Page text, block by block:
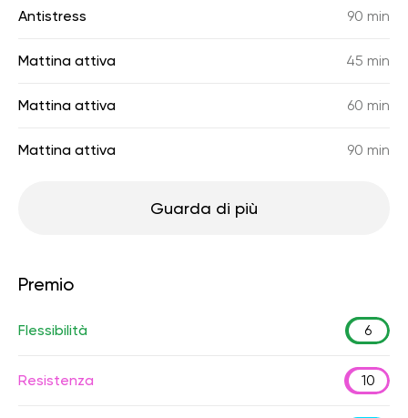
Antistress 90 min
Mattina attiva 45 min
Mattina attiva 60 min
Mattina attiva 90 min
Guarda di più
Premio
Flessibilità 6
Resistenza 10